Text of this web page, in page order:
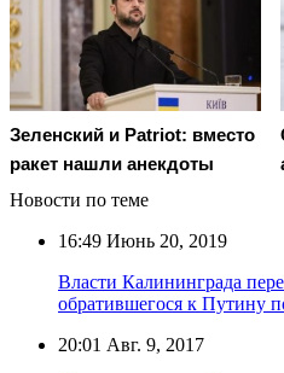
Зеленский и Patriot: вместо
ракет нашли анекдоты
Новости по теме
16:49 Июнь 20, 2019
Власти Калининграда
обратившегося к Путину
20:01 Авг. 9, 2017